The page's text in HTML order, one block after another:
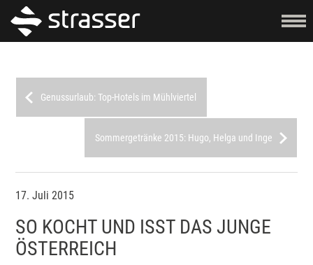
Genussurlaub: Top-Hotels im Mühlviertel
Sommergetränke 2015: Hugo, Helga und Inge
17. Juli 2015
SO KOCHT UND ISST DAS JUNGE
ÖSTERREICH